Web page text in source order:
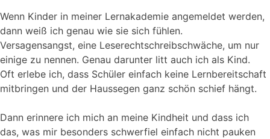
Wenn Kinder in meiner Lernakademie angemeldet werden,
dann weiß ich genau wie sie sich fühlen.
Versagensangst, eine Leserechtschreibschwäche, um nur
einige zu nennen. Genau darunter litt auch ich als Kind.
Oft erlebe ich, dass Schüler einfach keine Lernbereitschaft
mitbringen und der Haussegen ganz schön schief hängt.
Dann erinnere ich mich an meine Kindheit und dass ich
das, was mir besonders schwerfiel einfach nicht pauken